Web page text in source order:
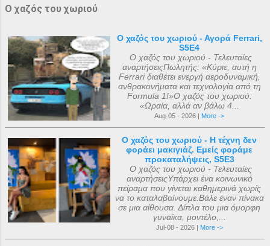
Ο χαζός του χωριού
Ο χαζός του χωριού - Αγορά Ferrari,
S5E4
Ο χαζός του χωριού - Τελευταίες
αναρτήσειςΠωλητής: «Κύριε, αυτή η
Ferrari διαθέτει ενεργή αεροδυναμική,
ανθρακονήματα και τεχνολογία από τη
Formula 1!»Ο χαζός του χωριού:
«Ωραία, αλλά αν βάλω 4...
Aug-05 - 2026 | More ->
Ο χαζός του χωριού - Η τέχνη δεν
φοράει μακιγιάζ. Εμείς φοράμε
προκαταλήψεις, S5E3
Ο χαζός του χωριού - Τελευταίες
αναρτήσειςΥπάρχει ένα κοινωνικό
πείραμα που γίνεται καθημερινά χωρίς
να το καταλαβαίνουμε.Βάλε έναν πίνακα
σε μια αίθουσα. Δίπλα του μια όμορφη
γυναίκα, μοντέλο,...
Jul-08 - 2026 | More ->